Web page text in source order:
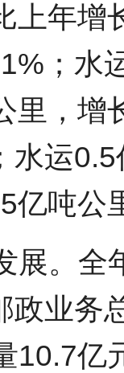
上年增
；水
里，增
水运
亿吨公
展。全
政业务
10.7亿